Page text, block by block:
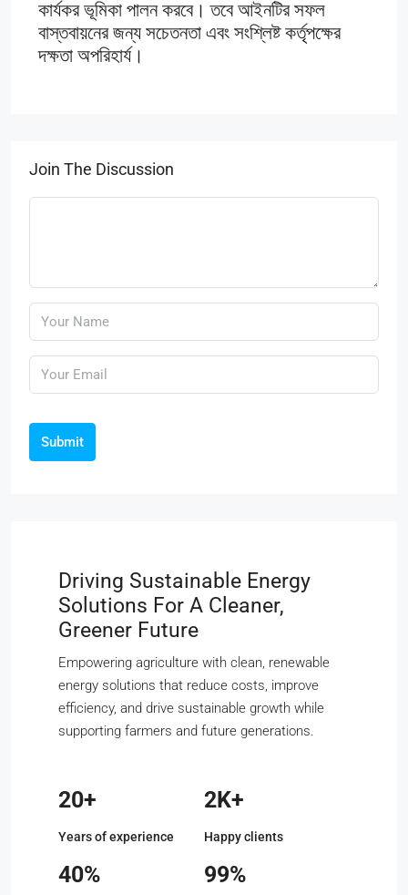
কার্যকর ভূমিকা পালন করবে। তবে আইনটির সফল
বাস্তবায়নের জন্য সচেতনতা এবং সংশ্লিষ্ট কর্তৃপক্ষের
দক্ষতা অপরিহার্য।
Join The Discussion
Submit
Driving Sustainable Energy
Solutions For A Cleaner,
Greener Future
Empowering agriculture with clean, renewable
energy solutions that reduce costs, improve
efficiency, and drive sustainable growth while
supporting farmers and future generations.
20+
Years of experience
2K+
Happy clients
40% 99%